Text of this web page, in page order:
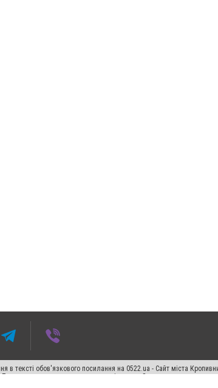
в тексті обов'язкового посилання на 0522.ua - Сайт міста
Порушення виняткових прав переслідується Законом.